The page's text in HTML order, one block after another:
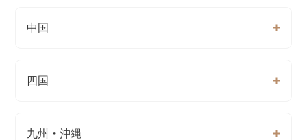
中国
四国
九州・沖縄